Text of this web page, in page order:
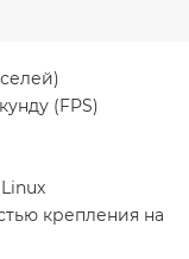
(FPS)
крепления на